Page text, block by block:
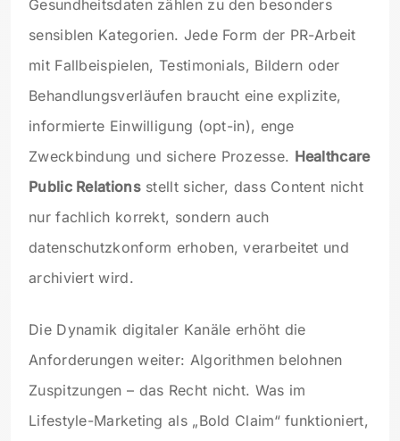
Gesundheitsdaten zählen zu den besonders
sensiblen Kategorien. Jede Form der PR-Arbeit
mit Fallbeispielen, Testimonials, Bildern oder
Behandlungsverläufen braucht eine explizite,
informierte Einwilligung (opt-in), enge
Zweckbindung und sichere Prozesse. Healthcare
Public Relationsstellt sicher, dass Content nicht
nur fachlich korrekt, sondern auch
datenschutzkonform erhoben, verarbeitet und
archiviert wird.
Die Dynamik digitaler Kanäle erhöht die
Anforderungen weiter: Algorithmen belohnen
Zuspitzungen – das Recht nicht. Was im
Lifestyle-Marketing als „Bold Claim“ funktioniert,